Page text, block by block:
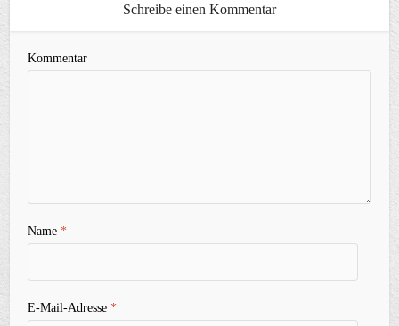
Schreibe einen Kommentar
Kommentar
Name*
E-Mail-Adresse*